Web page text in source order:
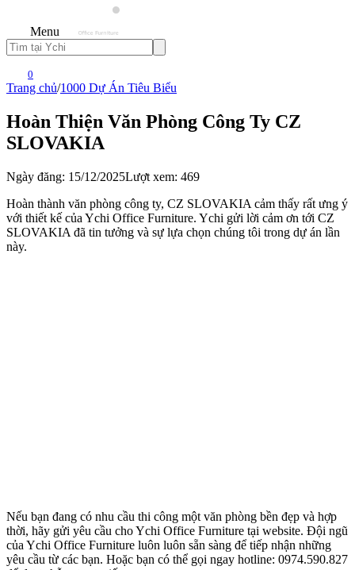
Menu
0
Trang chủ/1000 Dự Án Tiêu Biểu
Hoàn Thiện Văn Phòng Công Ty CZ
SLOVAKIA
Ngày đăng: 15/12/2025Lượt xem: 469
Hoàn thành văn phòng công ty, CZ SLOVAKIA cảm thấy rất ưng ý
với thiết kế của Ychi Office Furniture. Ychi gửi lời cảm ơn tới CZ
SLOVAKIA đã tin tưởng và sự lựa chọn chúng tôi trong dự án lần
này.
Nếu bạn đang có nhu cầu thi công một văn phòng bền đẹp và hợp
thời, hãy gửi yêu cầu cho Ychi Office Furniture tại website. Đội ngũ
của Ychi Office Furniture luôn luôn sẵn sàng để tiếp nhận những
yêu cầu từ các bạn. Hoặc bạn có thể gọi ngay hotline: 0974.590.827